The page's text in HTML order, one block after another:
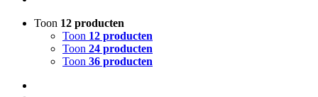
Toon 12 producten
Toon 12 producten
Toon 24 producten
Toon 36 producten